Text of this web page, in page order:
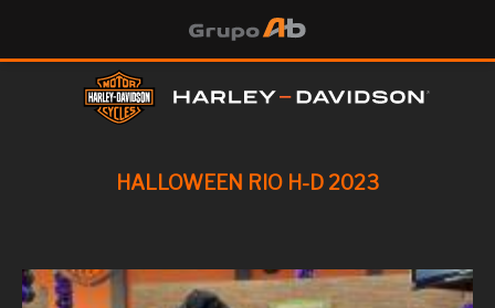
HALLOWEEN RIO H-D 2023